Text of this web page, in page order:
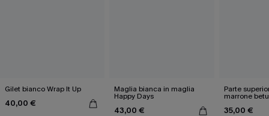
Gilet bianco Wrap It Up
40,00 €
Maglia bianca in maglia
Happy Days
43,00 €
Parte
marrone
35,00 €